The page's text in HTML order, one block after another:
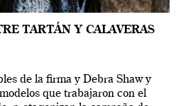
TARTÁN Y CALAVERAS
de la firma y Debra Shaw y
que trabajaron con el